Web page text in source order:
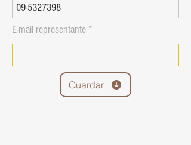
E-mail representante
Guardar